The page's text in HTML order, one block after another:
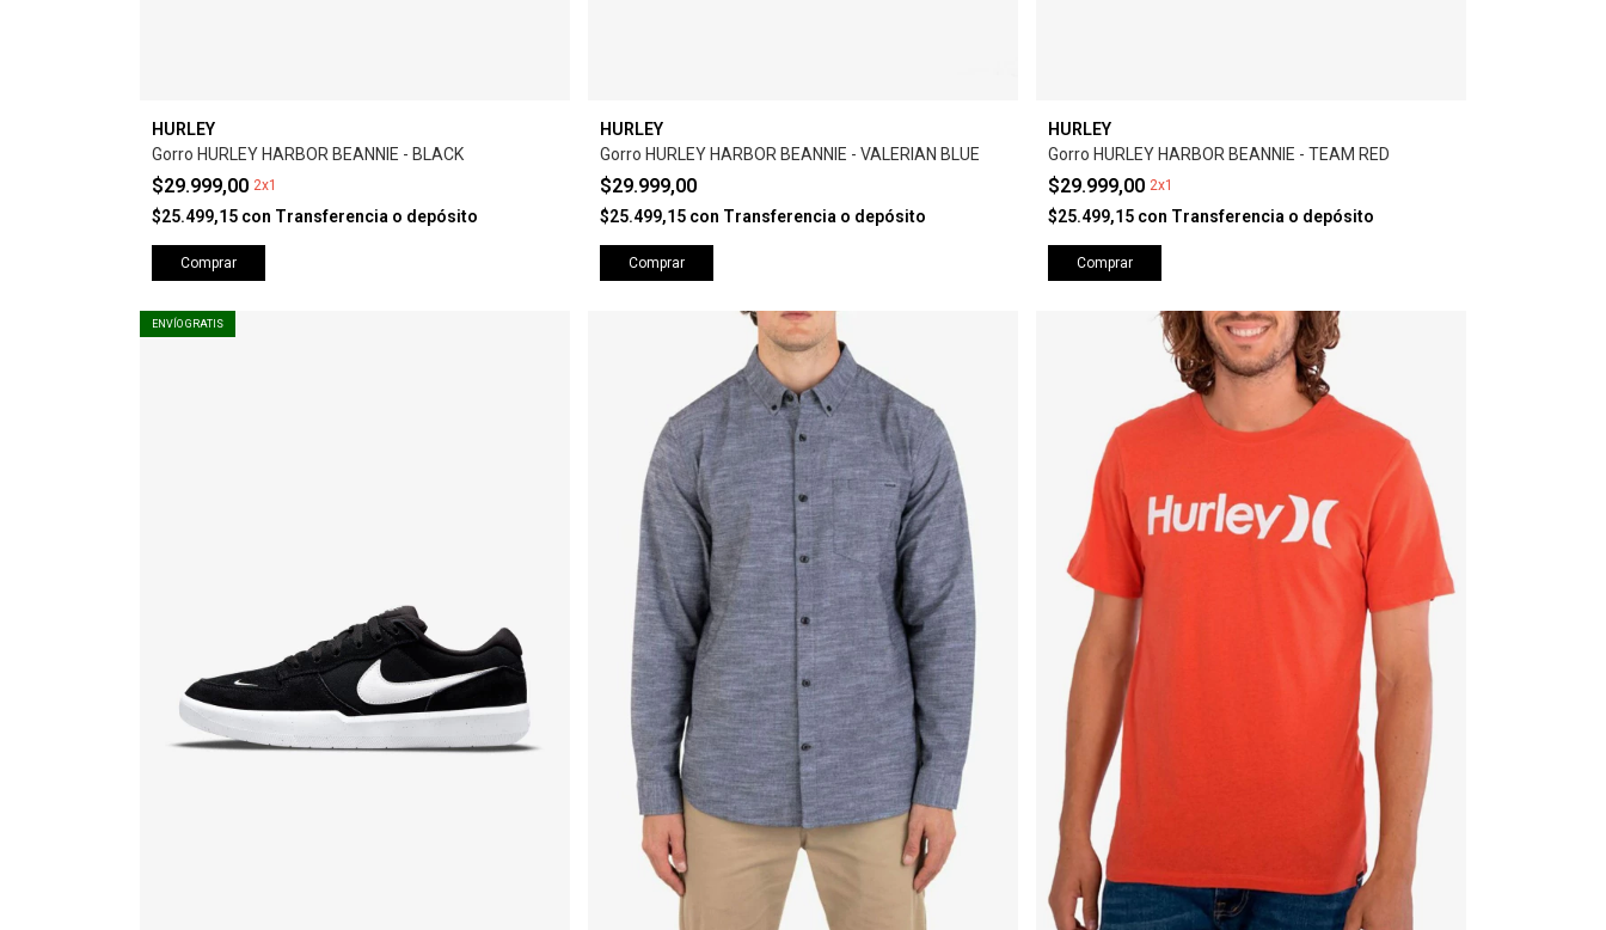
HURLEY
Gorro HURLEY HARBOR BEANNIE - BLACK
$29.999,00 2x1
$25.499,15 con Transferencia o depósito
Comprar
HURLEY
Gorro HURLEY HARBOR BEANNIE - VALERIAN BLUE
$29.999,00
$25.499,15 con Transferencia o depósito
Comprar
HURLEY
Gorro HURLEY HARBOR BEANNIE - TEAM RED
$29.999,00 2x1
$25.499,15 con Transferencia o depósito
Comprar
ENVÍO GRATIS